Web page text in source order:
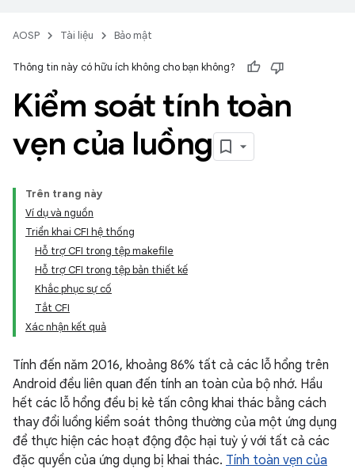
AOSP Tài liệu Bảo mật
Thông tin này có hữu ích không cho bạn không?
Kiểm soát tính toàn
vẹn của luồng
Trên trang này
Ví dụ và nguồn
Triển khai CFI hệ thống
Hỗ trợ CFI trong tệp makefile
Hỗ trợ CFI trong tệp bản thiết kế
Khắc phục sự cố
Tắt CFI
Xác nhận kết quả
Tính đến năm 2016, khoảng 86% tất cả các lỗ hổng trên
Android đều liên quan đến tính an toàn của bộ nhớ. Hầu
hết các lỗ hổng đều bị kẻ tấn công khai thác bằng cách
thay đổi luồng kiểm soát thông thường của một ứng dụng
để thực hiện các hoạt động độc hại tuỳ ý với tất cả các
đặc quyền của ứng dụng bị khai thác. Tính toàn vẹn của